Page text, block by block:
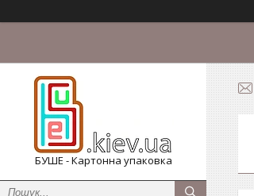
БУШЕ - Картонна упаковка